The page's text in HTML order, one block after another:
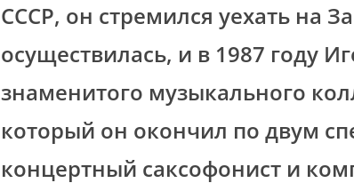
СССР, он стремился уехать на
осуществилась, и в 1987 году
знаменитого музыкального
который он окончил по двум
концертный саксофонист и